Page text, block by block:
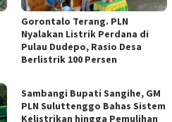
Gorontalo Terang. PLN
Nyalakan Listrik Perdana di
Pulau Dudepo, Rasio Desa
Berlistrik 100 Persen
Sambangi Bupati Sangihe, GM
PLN Suluttenggo Bahas Sistem
Kelistrikan hingga Pemulihan